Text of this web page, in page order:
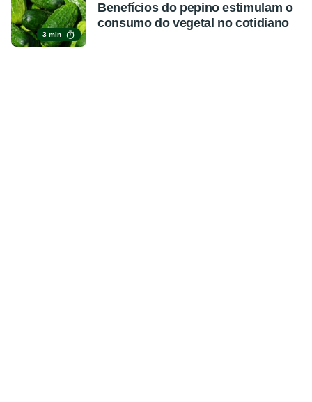
3 min
Benefícios do pepino estimulam o
consumo do vegetal no cotidiano